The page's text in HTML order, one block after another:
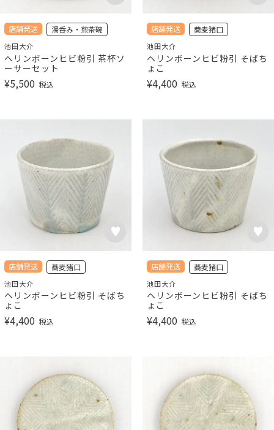
店舗発送 湯呑み・煎茶碗
池田大介
へリンボーンヒビ粉引 茶杯ソ
ーサーセット
¥5,500 税込
店舗発送 蕎麦猪口
池田大介
ヘリンボーンヒビ粉引 そばち
ょこ
¥4,400 税込
店舗発送 蕎麦猪口
池田大介
ヘリンボーンヒビ粉引 そばち
ょこ
¥4,400 税込
店舗発送 蕎麦猪口
池田大介
ヘリンボーンヒビ粉引 そばち
ょこ
¥4,400 税込